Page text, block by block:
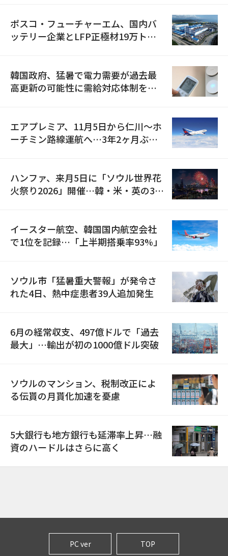
ポスコ・フューチャーエム、国内バ
ッテリー企業とLFP正極材19万トン
韓国政府、猛暑で電力需要が過去最
高更新の可能性に需給対応体制を点
エアプレミア、11月5日から仁川〜ホ
ーチミン路線運航へ…3年2ヶ月ぶり
ハンファ、来月5日に「ソウル世界花
火祭り2026」開催…韓・米・英の3カ
イースター航空、韓国国内航空会社
で1位を記録…「上半期搭乗率93%」
ソウル市「猛暑重大警報」が発令さ
れた4日、熱中症患者39人追加発生
6月の経常収支、497億ドルで「過去
最大」…輸出が初の1000億ドル突破
ソウルのマンション、税制改正によ
る伝貰の月貰化加速を憂慮
5大銀行も地方銀行も延滞率上昇…融
資のハードルはさらに高く
PC ver TOP